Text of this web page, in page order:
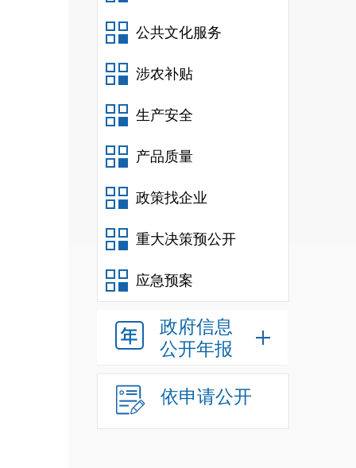
公共文化服务
涉农补贴
生产安全
产品质量
政策找企业
重大决策预公开
应急预案
政府信息
公开年报
依申请公开